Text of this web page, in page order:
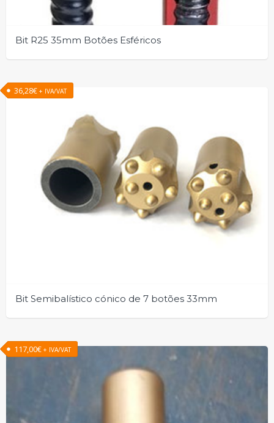
Bit R25 35mm Botões Esféricos
Bit Semibalístico cónico de 7 botões 33mm
36,28€ + IVA/VAT
117,00€ + IVA/VAT